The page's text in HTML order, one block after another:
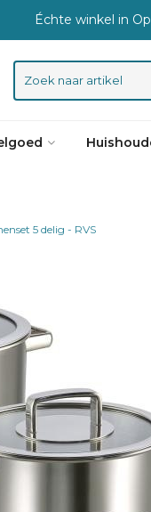
Échte winkel in
5 delig - RVS